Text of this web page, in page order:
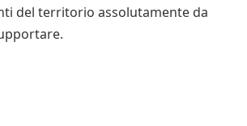
del territorio assolutamente da